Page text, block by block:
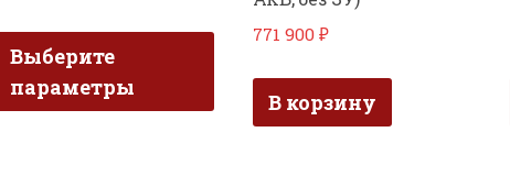
–
Выберите
параметры
Этот
имеет
несколько
771 900 ₽
В корзину